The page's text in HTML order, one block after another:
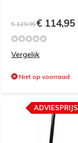
€ 129,95€ 114,95
Vergelijk
Niet op voorraad
ADVIESPRIJS